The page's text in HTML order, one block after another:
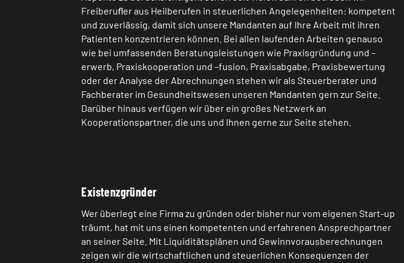
Freiberuﬂer aus Heilberufen in steuerlichen Angelegenheiten: kompetent
und zuverlässig, damit sich unsere Mandanten auf Ihre Arbeit mit ihren
Patienten konzentrieren können. Bei allen laufenden Arbeiten genauso
wie bei umfassenden Beratungsleistungen wie Praxisgründung und –
erwerb, Praxiskooperation und –fusion, Praxisabgabe, Praxisbewertung
oder der Analyse der Abrechnungen stehen wir als Steuerberater und
Fachberater im Gesundheitswesen unseren Mandanten gern zur Seite.
Darüber hinaus verfügen wir über ein großes Netzwerk an
Kooperationspartner, die uns und Ihnen gerne zur Seite stehen.
Existenzgründer
Wer überlegt eine Firma zu gründen oder bisher nur vom eigenen Start-up
träumt, hat mit uns einen kompetenten und erfahrenen Ansprechpartner
an seiner Seite. Mit Liquiditätsplänen und Gewinnvorausberechnungen
zeigen wir die wirtschaftlichen und steuerlichen Konsequenzen der